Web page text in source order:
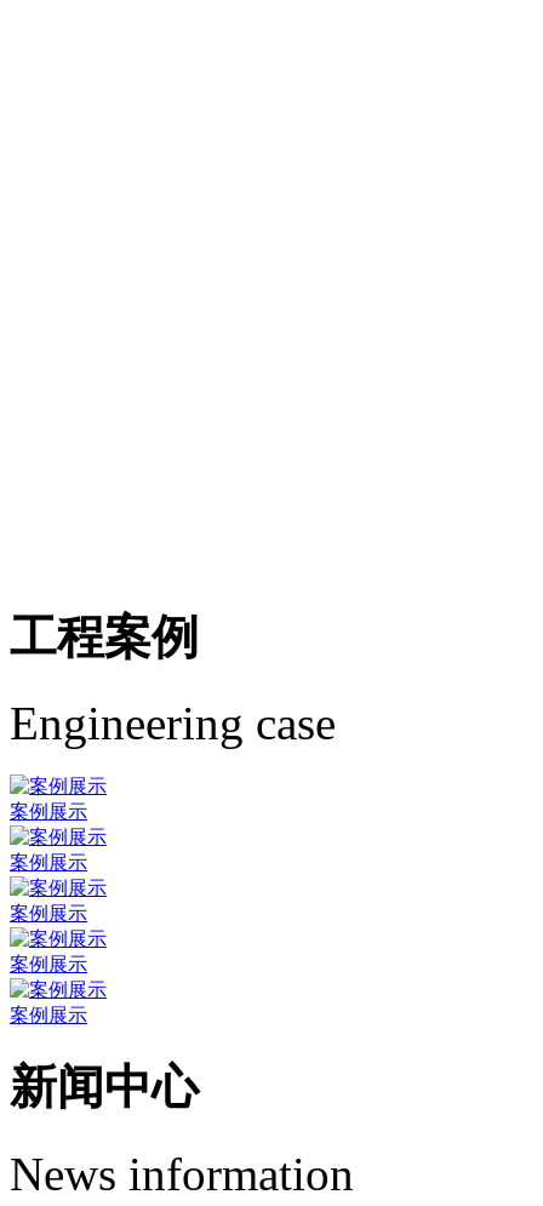
工程案例
Engineering case
案例展示
案例展示
案例展示
案例展示
案例展示
新闻中心
News information